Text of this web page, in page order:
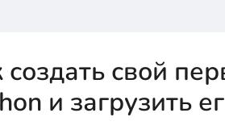
создать свой
и загрузить